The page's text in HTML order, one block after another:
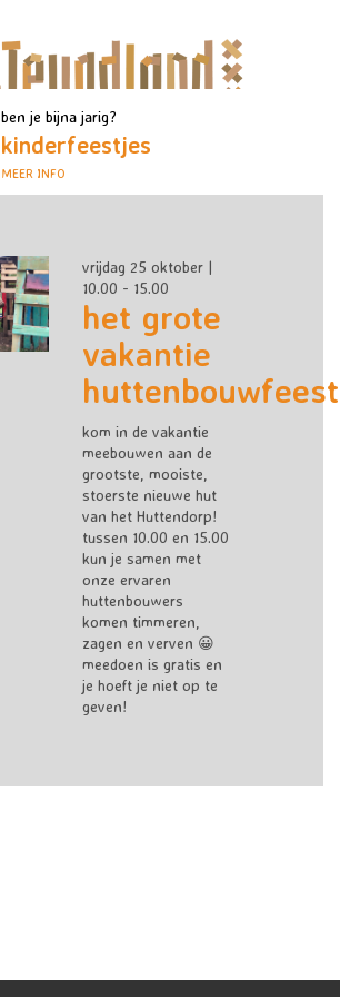
ben je bijna jarig?
kinderfeestjes
MEER INFO
vrijdag 25 oktober |
10.00 - 15.00
het grote
vakantie
kom in de vakantie
meebouwen aan de
grootste, mooiste,
stoerste nieuwe hut
van het Huttendorp!
tussen 10.00 en 15.00
kun je samen met
onze ervaren
huttenbouwers
komen timmeren,
zagen en verven 😀
meedoen is gratis en
je hoeft je niet op te
geven!